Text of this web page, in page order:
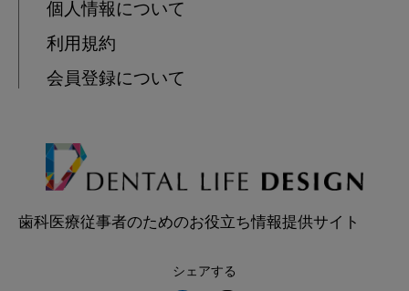
個人情報について
利用規約
会員登録について
歯科医療従事者のためのお役立ち情報提供サイト
シェアする